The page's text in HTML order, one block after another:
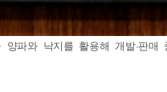
양파와 낙지를 활용해 개발·판